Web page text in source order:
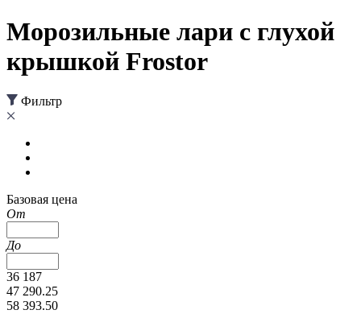
Морозильные лари с глухой
крышкой Frostor
Фильтр
Базовая цена
От
До
36 187
47 290.25
58 393.50